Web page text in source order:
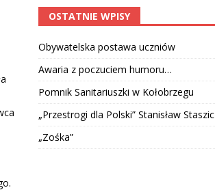
OSTATNIE WPISY
Obywatelska postawa uczniów
Awaria z poczuciem humoru…
Pomnik Sanitariuszki w Kołobrzegu
„Przestrogi dla Polski” Stanisław Staszic
„Zośka”